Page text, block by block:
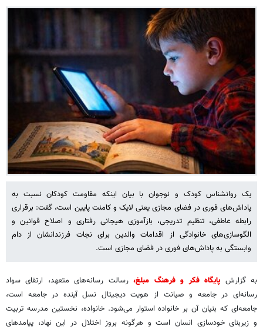
یک روانشناس کودک و نوجوان با بیان اینکه مقاومت کودکان نسبت به
پاداش‌های فوری در فضای مجازی یعنی لایک و کامنت پایین است، گفت: برقراری
رابطه عاطفی، تنظیم تدریجی، بازآموزی هیجانی رفتاری و اصلاح قوانین و
الگوسازی‌های خانوادگی از اقدامات والدین برای نجات فرزندانشان از دام
وابستگی به پاداش‌های فوری در فضای مجازی است.
به گزارش پایگاه فکر و فرهنگ مبلغ،رسالت رسانه‌های متعهد، ارتقای سواد
رسانه‌ای در جامعه و صیانت از هویت دیجیتال نسل آینده در جامعه است،
جامعه‌ای که بنیان آن بر خانواده استوار می‌شود. خانواده، نخستین مدرسه تربیت
و زیربنای خودسازی انسان است و هرگونه بروز اختلال در این نهاد، پیامدهای